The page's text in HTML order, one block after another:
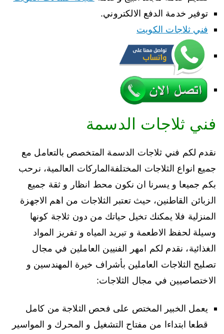
توفير خدمة الدفع الالكتروني.
فني ثلاجات الكويت
فني ثلاجات الدسمة
نقدم لكم فني ثلاجات الدسمة المتخصص بالتعامل مع
جميع انواع الثلاجات المختلفةالماركات العالمية، نرحب
بكم جميعا و يسرنا ان نكون محط انظار و ثقة جميع
الزبائن القاطنين، حيث تعتبر الثلاجات من اهم الاجهزة
المنزلية فلا يمكنك تخيل حياتك من دون ثلاجة كونها
وسيلة لحفظ الاطعمة و تبريد المياه و تفريز المواد
الغذائية، نقدم لكم امهر الفنيين العاملين في مجال
تصليح الثلاجات العاملين بأشراف خيرة المهندسين و
الاختصاصيين في مجال الثلاجات:
يعمل الخبير المختص على فحص الثلاجة من كامل
قطعا ابتداءا من مفتاح التشغيل و المحرك و المواسير